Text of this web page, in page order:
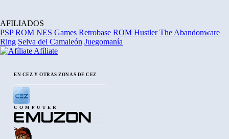
AFILIADOS
PSP ROM NES Games Retrobase ROM Hustler The Abandonware
Ring Selva del Camaleón Juegomanía
Afíliate
EN CEZ Y OTRAS ZONAS DE CEZ
COMPUTER